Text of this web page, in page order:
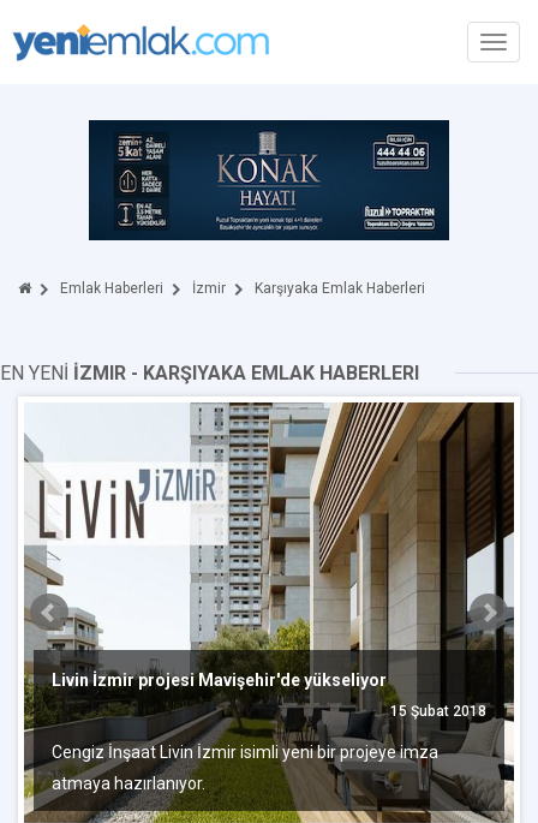
Emlak Haberleri İzmir Karşıyaka Emlak Haberleri
EN YENİ İZMIR - KARŞIYAKA EMLAK HABERLERI
Livin İzmir projesi Mavişehir'de yükseliyor
15 Şubat 2018
Cengiz İnşaat Livin İzmir isimli yeni bir projeye imza
atmaya hazırlanıyor.